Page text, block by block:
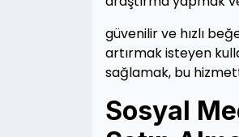
güvenilir ve hızlı
artırmak isteyen
sağlamak, bu
Sosyal